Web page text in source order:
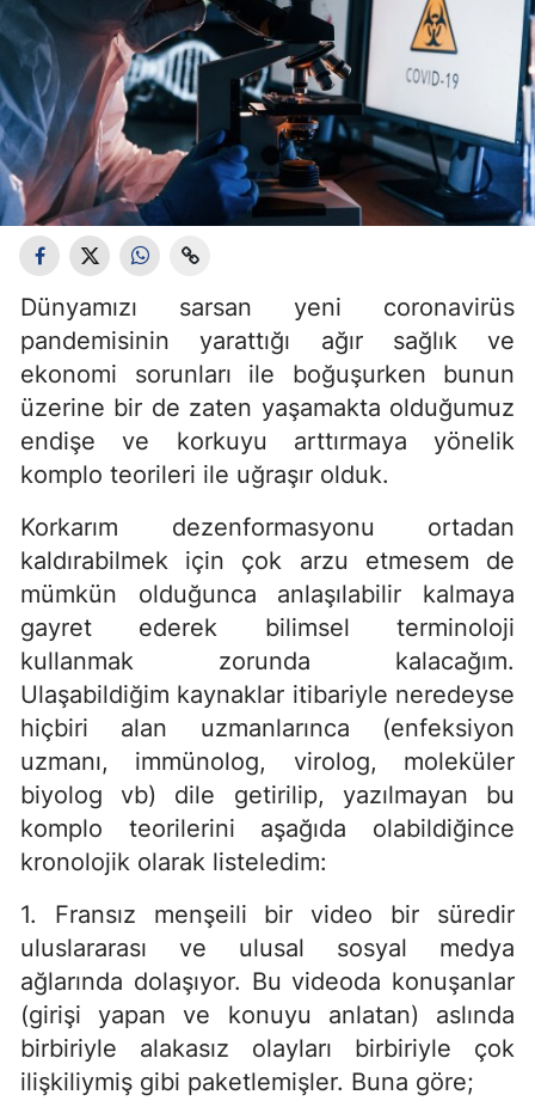
Dünyamızı sarsan yeni coronavirüs
pandemisinin yarattığı ağır sağlık ve
ekonomi sorunları ile boğuşurken bunun
üzerine bir de zaten yaşamakta olduğumuz
endişe ve korkuyu arttırmaya yönelik
komplo teorileri ile uğraşır olduk.
Korkarım dezenformasyonu ortadan
kaldırabilmek için çok arzu etmesem de
mümkün olduğunca anlaşılabilir kalmaya
gayret ederek bilimsel terminoloji
kullanmak zorunda kalacağım.
Ulaşabildiğim kaynaklar itibariyle neredeyse
hiçbiri alan uzmanlarınca (enfeksiyon
uzmanı, immünolog, virolog, moleküler
biyolog vb) dile getirilip, yazılmayan bu
komplo teorilerini aşağıda olabildiğince
kronolojik olarak listeledim:
1. Fransız menşeili bir video bir süredir
uluslararası ve ulusal sosyal medya
ağlarında dolaşıyor. Bu videoda konuşanlar
(girişi yapan ve konuyu anlatan) aslında
birbiriyle alakasız olayları birbiriyle çok
ilişkiliymiş gibi paketlemişler. Buna göre;